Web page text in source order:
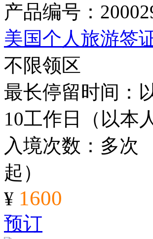
产品编号：
美国个人旅游签
不限领区
最长停留时间：
10工作日（以
入境次数：多次
起）
¥ 1600
预订